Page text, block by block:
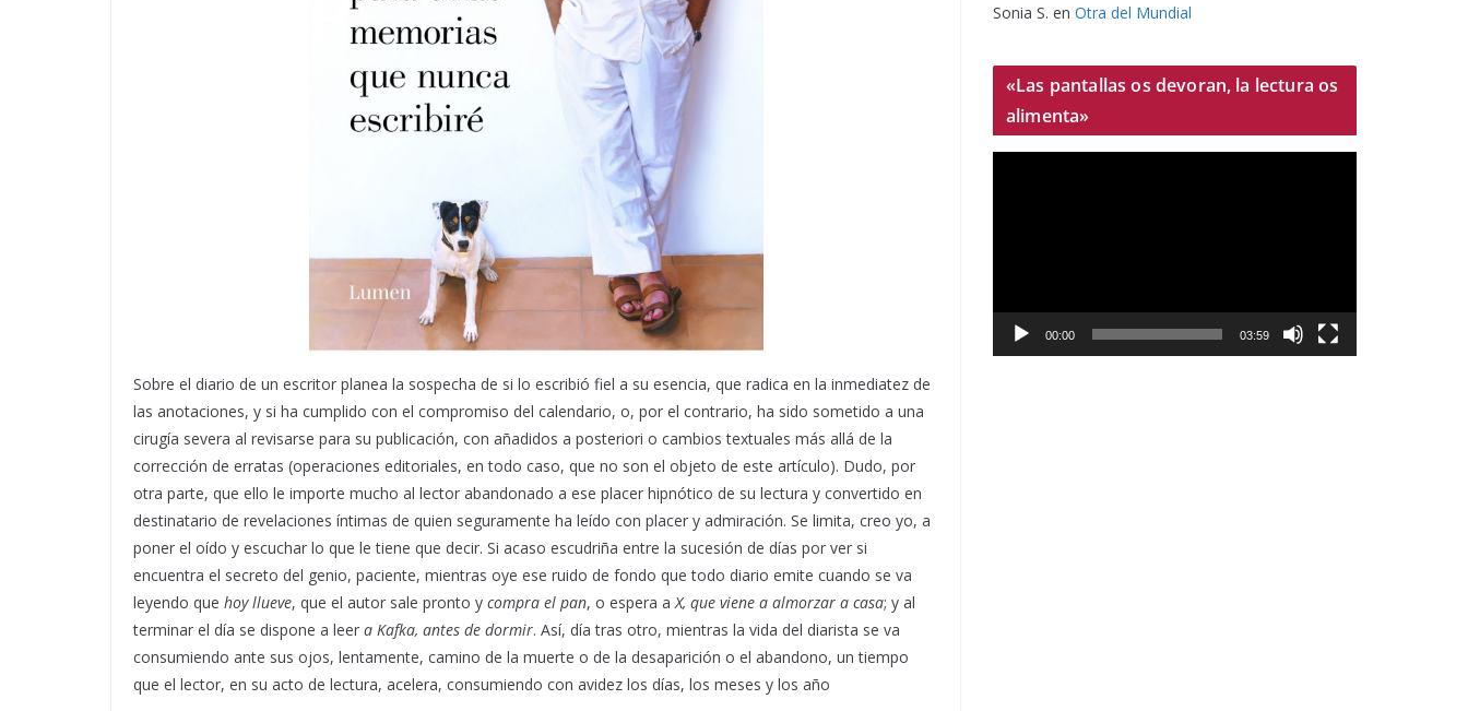
Sobre el diario de un escritor planea la sospecha de si lo escribió fiel a su esencia, que radica en la inmediatez de
las anotaciones, y si ha cumplido con el compromiso del calendario, o, por el contrario, ha sido sometido a una
cirugía severa al revisarse para su publicación, con añadidos a posteriori o cambios textuales más allá de la
corrección de erratas (operaciones editoriales, en todo caso, que no son el objeto de este artículo). Dudo, por
otra parte, que ello le importe mucho al lector abandonado a ese placer hipnótico de su lectura y convertido en
destinatario de revelaciones íntimas de quien seguramente ha leído con placer y admiración. Se limita, creo yo, a
poner el oído y escuchar lo que le tiene que decir. Si acaso escudriña entre la sucesión de días por ver si
encuentra el secreto del genio, paciente, mientras oye ese ruido de fondo que todo diario emite cuando se va
leyendo que hoy llueve, que el autor sale pronto y compra el pan, o espera aX, que viene a almorzar a casa; y al
terminar el día se dispone a leer a Kafka, antes de dormir. Así, día tras otro, mientras la vida del diarista se va
consumiendo ante sus ojos, lentamente, camino de la muerte o de la desaparición o el abandono, un tiempo
que el lector, en su acto de lectura, acelera, consumiendo con avidez los días, los meses y los año
Sonia S. en Otra del Mundial
«Las pantallas os devoran, la lectura os
alimenta»
c
00:00 03:59